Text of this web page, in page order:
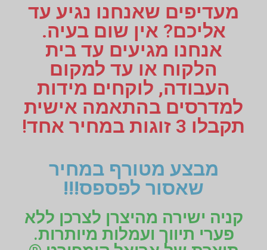
מעדיפים שאנחנו נגיע עד
אליכם? אין שום בעיה.
אנחנו מגיעים עד בית
הלקוח או עד למקום
העבודה, לוקחים מידות
למדרסים בהתאמה אישית
תקבלו 3 זוגות במחיר אחד!
מבצע מטורף במחיר
שאסור לפספס!!!
קניה ישירה מהיצרן לצרכן ללא
פערי תיווך ועמלות מיותרות.